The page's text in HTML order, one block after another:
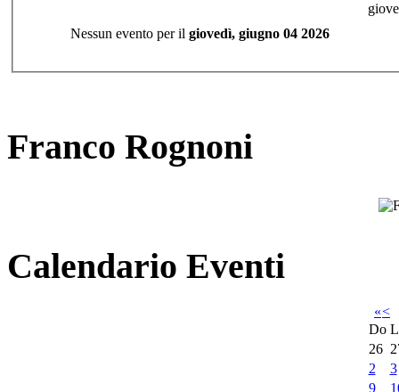
Nessun evento per il giovedì, giugno 04 2026
Franco Rognoni
Calendario Eventi
«<
Do
26
2
3
9